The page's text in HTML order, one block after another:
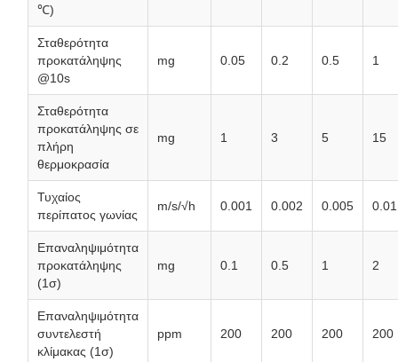
℃)
Σταθερότητα
προκατάληψης
@10s
mg 0.05 0.2 0.5 1
Σταθερότητα
προκατάληψης σε
πλήρη
θερμοκρασία
mg 1 3 5 15
Τυχαίος
περίπατος γωνίας
m/s/√h 0.001 0.002 0.005 0.01
Επαναληψιμότητα
προκατάληψης
(1σ)
mg 0.1 0.5 1 2
Επαναληψιμότητα
συντελεστή
κλίμακας (1σ)
ppm 200 200 200 200